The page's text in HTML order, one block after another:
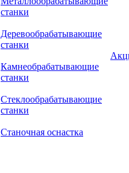
станки
Деревообрабатывающие
станки
Камнеобрабатывающие
станки
Стеклообрабатывающие
станки
Станочная оснастка